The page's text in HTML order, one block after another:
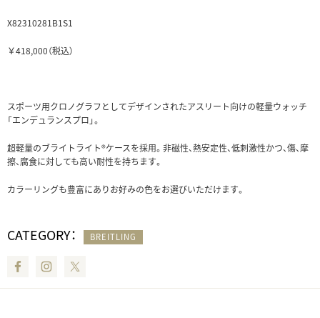
X82310281B1S1
￥418,000（税込）
スポーツ用クロノグラフとしてデザインされたアスリート向けの軽量ウォッチ
「エンデュランスプロ」。
超軽量のブライトライト®ケースを採用。非磁性、熱安定性、低刺激性かつ、傷、摩
擦、腐食に対しても高い耐性を持ちます。
カラーリングも豊富にありお好みの色をお選びいただけます。
CATEGORY： BREITLING
FacebookInstagram